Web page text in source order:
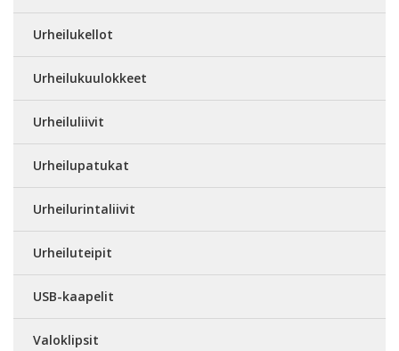
Urheilukellot
Urheilukuulokkeet
Urheiluliivit
Urheilupatukat
Urheilurintaliivit
Urheiluteipit
USB-kaapelit
Valoklipsit